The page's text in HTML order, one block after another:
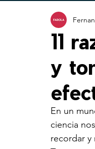
Marca
11
y
En un
ciencia
recordar y